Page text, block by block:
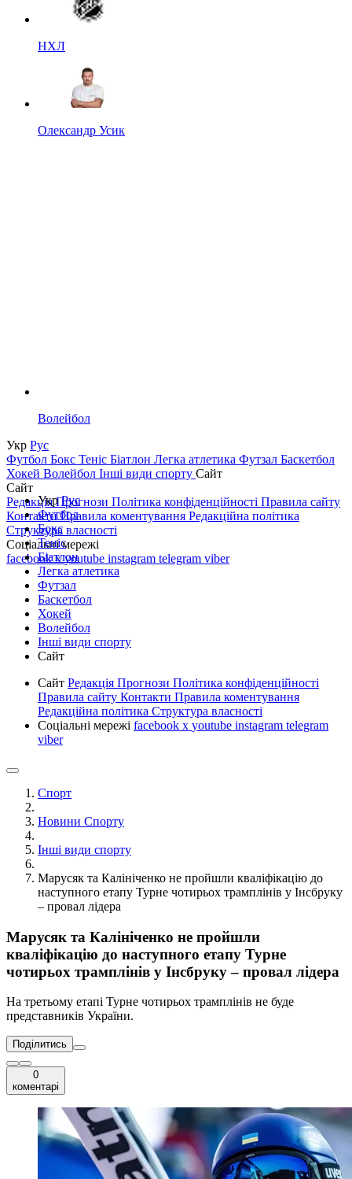
НХЛ
Олександр Усик
Волейбол
Укр Рус
Футбол Бокс Теніс Біатлон Легка атлетика Футзал Баскетбол
Хокей Волейбол Інші види спорту Сайт
Сайт
РедакціяПрогнози Політика конфіденційності Правила сайту
КонтактиПравила коментування Редакційна політика
Структура власності
Соціальні мережі
facebookxyoutube instagram telegram viber
УкрРус
Футбол
Бокс
Теніс
Біатлон
Легка атлетика
Футзал
Баскетбол
Хокей
Волейбол
Інші види спорту
Сайт
Сайт Редакція Прогнози Політика конфіденційності
Правила сайту Контакти Правила коментування
Редакційна політика Структура власності
Соціальні мережі facebook x youtube instagram telegram
viber
Спорт
Новини Спорту
Інші види спорту
Марусяк та Калініченко не пройшли кваліфікацію до
наступного етапу Турне чотирьох трамплінів у Інсбруку
– провал лідера
Марусяк та Калініченко не пройшли
кваліфікацію до наступного етапу Турне
чотирьох трамплінів у Інсбруку – провал лідера
На третьому етапі Турне чотирьох трамплінів не буде
представників України.
Поділитись
0
коментарі